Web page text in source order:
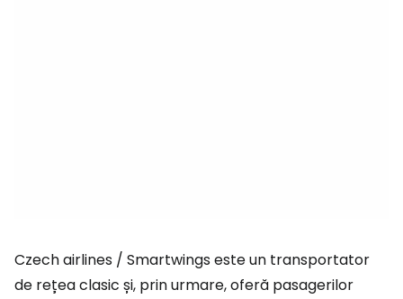
Czech airlines / Smartwings este un transportator
de rețea clasic și, prin urmare, oferă pasagerilor